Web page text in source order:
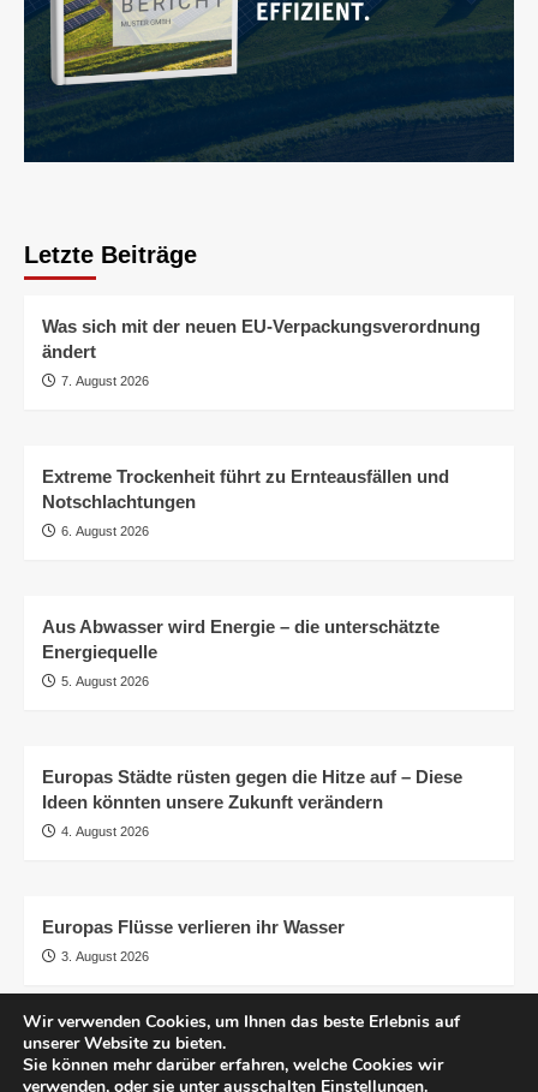
Letzte Beiträge
Was sich mit der neuen EU-Verpackungsverordnung
ändert
7. August 2026
Extreme Trockenheit führt zu Ernteausfällen und
Notschlachtungen
6. August 2026
Aus Abwasser wird Energie – die unterschätzte
Energiequelle
5. August 2026
Europas Städte rüsten gegen die Hitze auf – Diese
Ideen könnten unsere Zukunft verändern
4. August 2026
Europas Flüsse verlieren ihr Wasser
3. August 2026
AGB Impressum
Transparenz
© pro.earth
Wir verwenden Cookies, um Ihnen das beste Erlebnis auf
unserer Website zu bieten.
Sie können mehr darüber erfahren, welche Cookies wir
verwenden, oder sie unter ausschalten Einstellungen.